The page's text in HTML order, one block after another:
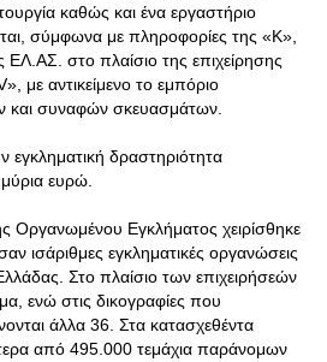
καθώς και ένα εργαστήριο
σύμφωνα με πληροφορίες της «Κ»,
στο πλαίσιο της επιχείρησης
με αντικείμενο το εμπόριο
συναφών σκευασμάτων.
δραστηριότητα
ευρώ.
Οργανωμένου Εγκλήματος χειρίσθηκε
ισάριθμες εγκληματικές οργανώσεις
. Στο πλαίσιο των επιχειρήσεών
ενώ στις δικογραφίες που
άλλα 36. Στα κατασχεθέντα
από 495.000 τεμάχια παράνομων